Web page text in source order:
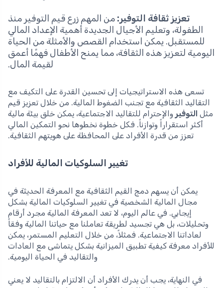
تعزيز ثقافة التوفير: من المهم زرع قيم التوفير منذ
الطفولة، وتعليم الأجيال الجديدة أهمية الإعداد المالي
للمستقبل. يمكن استخدام القصص والأمثلة من الحياة
اليومية لتعزيز هذه الثقافة، مما يمنح الأطفال فهمًا أعمق
لقيمة المال.
تسعى هذه الاستراتيجيات إلى تحسين القدرة على التكيف مع
التقاليد الثقافية مع تجنب الضغوط المالية. من خلال تعزيز قيم
مثل التوفير والإحترام للتقاليد الاجتماعية، يمكن خلق بيئة مالية
أكثر استقراراً وتوازناً. فكل خطوة نخطوها نحو التمكين المالي
تعزز من قدرة الأفراد على المحافظة على هويتهم الثقافية.
تغيير السلوكيات المالية للأفراد
يمكن أن يسهم دمج القيم الثقافية مع المعرفة الحديثة في
مجال المالية الشخصية في تغيير السلوكيات المالية بشكل
إيجابي. في عالم اليوم، لا تعد المعرفة المالية مجرد أرقام
وتحليلات، بل هي تجسيد لطريقة تعاملنا مع حياتنا المالية وفقاً
لعاداتنا الاجتماعية. فمثلاً، من خلال التعليم المستمر، يمكن
للأفراد معرفة كيفية تطبيق الميزانية بشكل يتماشى مع العادات
والتقاليد في الحياة اليومية.
في النهاية، يجب أن يدرك الأفراد أن الالتزام بالتقاليد لا يعني